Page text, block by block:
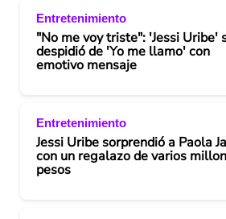
Entretenimiento
"No me voy triste": 'Jessi Uribe'
despidió de 'Yo me llamo' con
emotivo mensaje
Entretenimiento
Jessi Uribe sorprendió a Paola
con un regalazo de varios
pesos